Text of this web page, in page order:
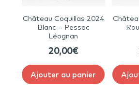
Château Coquillas 2024
Blanc – Pessac
Léognan
20,00€
Ajouter au panier